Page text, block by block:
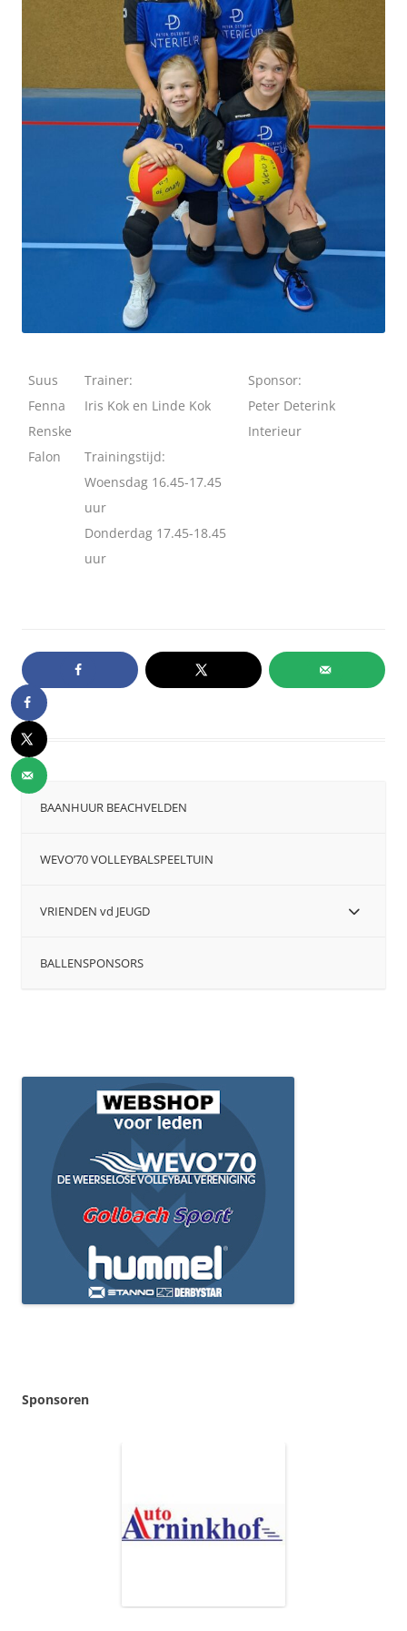
Suus
Fenna
Renske
Falon
Trainer:
Iris Kok en Linde Kok
Trainingstijd:
Woensdag 16.45-17.45
uur
Donderdag 17.45-18.45
uur
Sponsor:
Peter Deterink
Interieur
BAANHUUR BEACHVELDEN
WEVO’70 VOLLEYBALSPEELTUIN
VRIENDEN vd JEUGD
BALLENSPONSORS
Sponsoren